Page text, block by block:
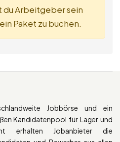
du Arbeitgeber sein
Paket zu buchen.
Jobbörse und ein
Kandidatenpool für Lager und
erhalten Jobanbieter die